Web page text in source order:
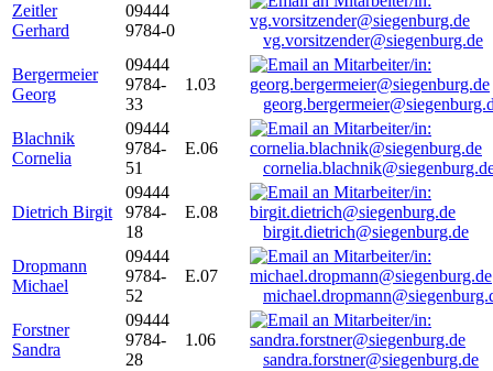
Zeitler
Gerhard
09444
9784-0
vg.vorsitzender@siegenburg.de
Bergermeier
Georg
09444
9784-
33
1.03
Blachnik
Cornelia
09444
9784-
51
E.06
Dietrich Birgit
09444
9784-
18
E.08
birgit.dietrich@siegenburg.de
Dropmann
Michael
09444
9784-
52
E.07
Forstner
Sandra
09444
9784-
28
1.06
sandra.forstner@siegenburg.de